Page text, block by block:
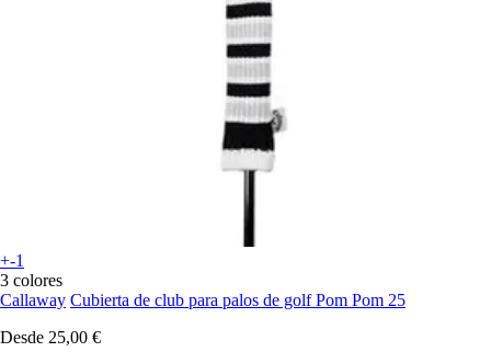
+-1
3 colores
Callaway Cubierta de club para palos de golf Pom Pom 25
Desde 25,00 €